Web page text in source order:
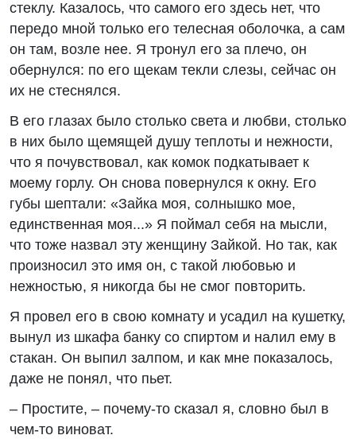
стеклу. Казалось, что самого его здесь нет, что
передо мной только его телесная оболочка, а сам
он там, возле нее. Я тронул его за плечо, он
обернулся: по его щекам текли слезы, сейчас он
их не стеснялся.
В его глазах было столько света и любви, столько
в них было щемящей душу теплоты и нежности,
что я почувствовал, как комок подкатывает к
моему горлу. Он снова повернулся к окну. Его
губы шептали: «Зайка моя, солнышко мое,
единственная моя...» Я поймал себя на мысли,
что тоже назвал эту женщину Зайкой. Но так, как
произносил это имя он, с такой любовью и
нежностью, я никогда бы не смог повторить.
Я провел его в свою комнату и усадил на кушетку,
вынул из шкафа банку со спиртом и налил ему в
стакан. Он выпил залпом, и как мне показалось,
даже не понял, что пьет.
– Простите, – почему-то сказал я, словно был в
чем-то виноват.